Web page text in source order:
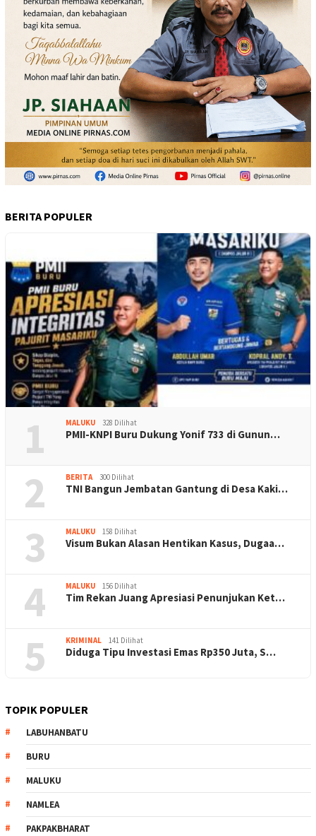
BERITA POPULER
1 MALUKU 328 Dilihat
PMII-KNPI Buru Dukung Yonif 733 di Gunun…
2 BERITA 300 Dilihat
TNI Bangun Jembatan Gantung di Desa Kaki…
3 MALUKU 158 Dilihat
Visum Bukan Alasan Hentikan Kasus, Dugaa…
4 MALUKU 156 Dilihat
Tim Rekan Juang Apresiasi Penunjukan Ket…
5 KRIMINAL 141 Dilihat
Diduga Tipu Investasi Emas Rp350 Juta, S…
TOPIK POPULER
LABUHANBATU
BURU
MALUKU
NAMLEA
PAKPAKBHARAT